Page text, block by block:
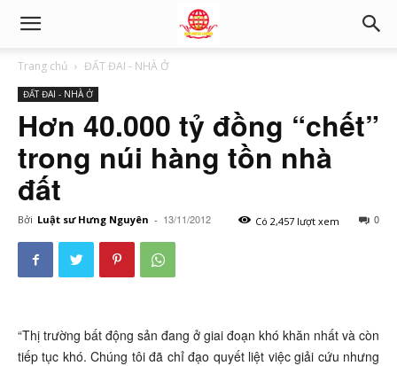
Trang chủ ĐẤT ĐAI - NHÀ Ở
ĐẤT ĐAI - NHÀ Ở
Hơn 40.000 tỷ đồng “chết”
trong núi hàng tồn nhà
đất
Bởi Luật sư Hưng Nguyên - 13/11/2012 0
Có 2,457 lượt xem
“Thị trường bất động sản đang ở giai đoạn khó khăn nhất và còn
tiếp tục khó. Chúng tôi đã chỉ đạo quyết liệt việc giải cứu nhưng